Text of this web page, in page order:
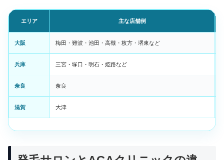
エリア 主な店舗例
大阪 梅田・難波・池田・高槻・枚方・堺東など
兵庫 三宮・塚口・明石・姫路など
奈良 奈良
滋賀 大津